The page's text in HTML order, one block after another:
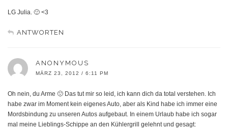
LG Julia. 🙂 <3
ANTWORTEN
ANONYMOUS
MÄRZ 23, 2012 / 6:11 PM
Oh nein, du Arme 🙁 Das tut mir so leid, ich kann dich da total verstehen. Ich
habe zwar im Moment kein eigenes Auto, aber als Kind habe ich immer eine
Mordsbindung zu unseren Autos aufgebaut. In einem Urlaub habe ich sogar
mal meine Lieblings-Schippe an den Kühlergrill gelehnt und gesagt: